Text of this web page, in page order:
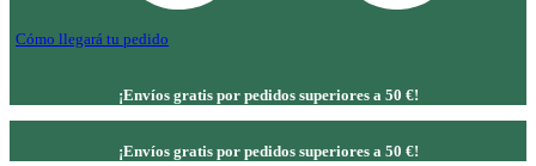
Cómo llegará tu pedido
¡Envíos gratis por pedidos superiores a 50 €!
¡Envíos gratis por pedidos superiores a 50 €!